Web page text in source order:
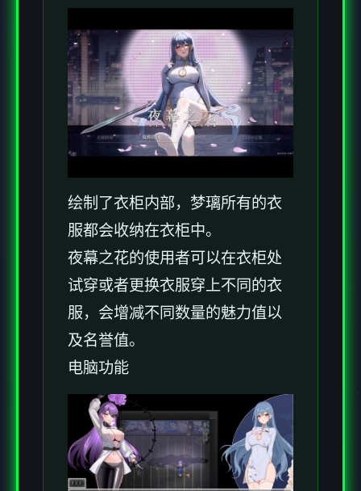
绘制了衣柜内部，梦璃所有的衣
服都会收纳在衣柜中。
夜幕之花的使用者可以在衣柜处
试穿或者更换衣服穿上不同的衣
服，会增减不同数量的魅力值以
及名誉值。
电脑功能